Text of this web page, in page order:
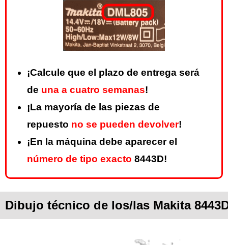
¡Calcule que el plazo de entrega será
de una a cuatro semanas!
¡La mayoría de las piezas de
repuesto no se pueden devolver!
¡En la máquina debe aparecer el
número de tipo exacto 8443D!
Dibujo técnico de los/las Makita